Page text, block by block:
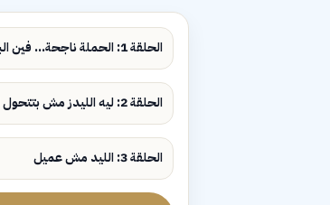
الحلقة 1: الحملة ناجحة... فين البيع؟
الحلقة 2: ليه الليدز مش بتتحول لمبيعات؟
الحلقة 3: الليد مش عميل